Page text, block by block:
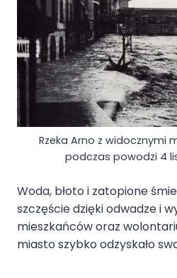
Rzeka Arno z widocznymi
podczas powodzi 4
Woda, błoto i zatopione
szczęście dzięki odwadze i
mieszkańców oraz
miasto szybko odzyskało